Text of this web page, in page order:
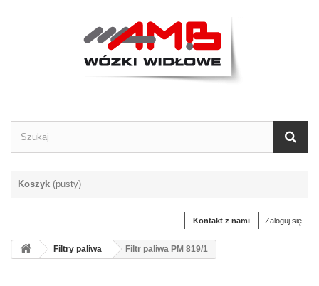
Koszyk (pusty)
Zaloguj się
Kontakt z nami
Filtry paliwa Filtr paliwa PM 819/1